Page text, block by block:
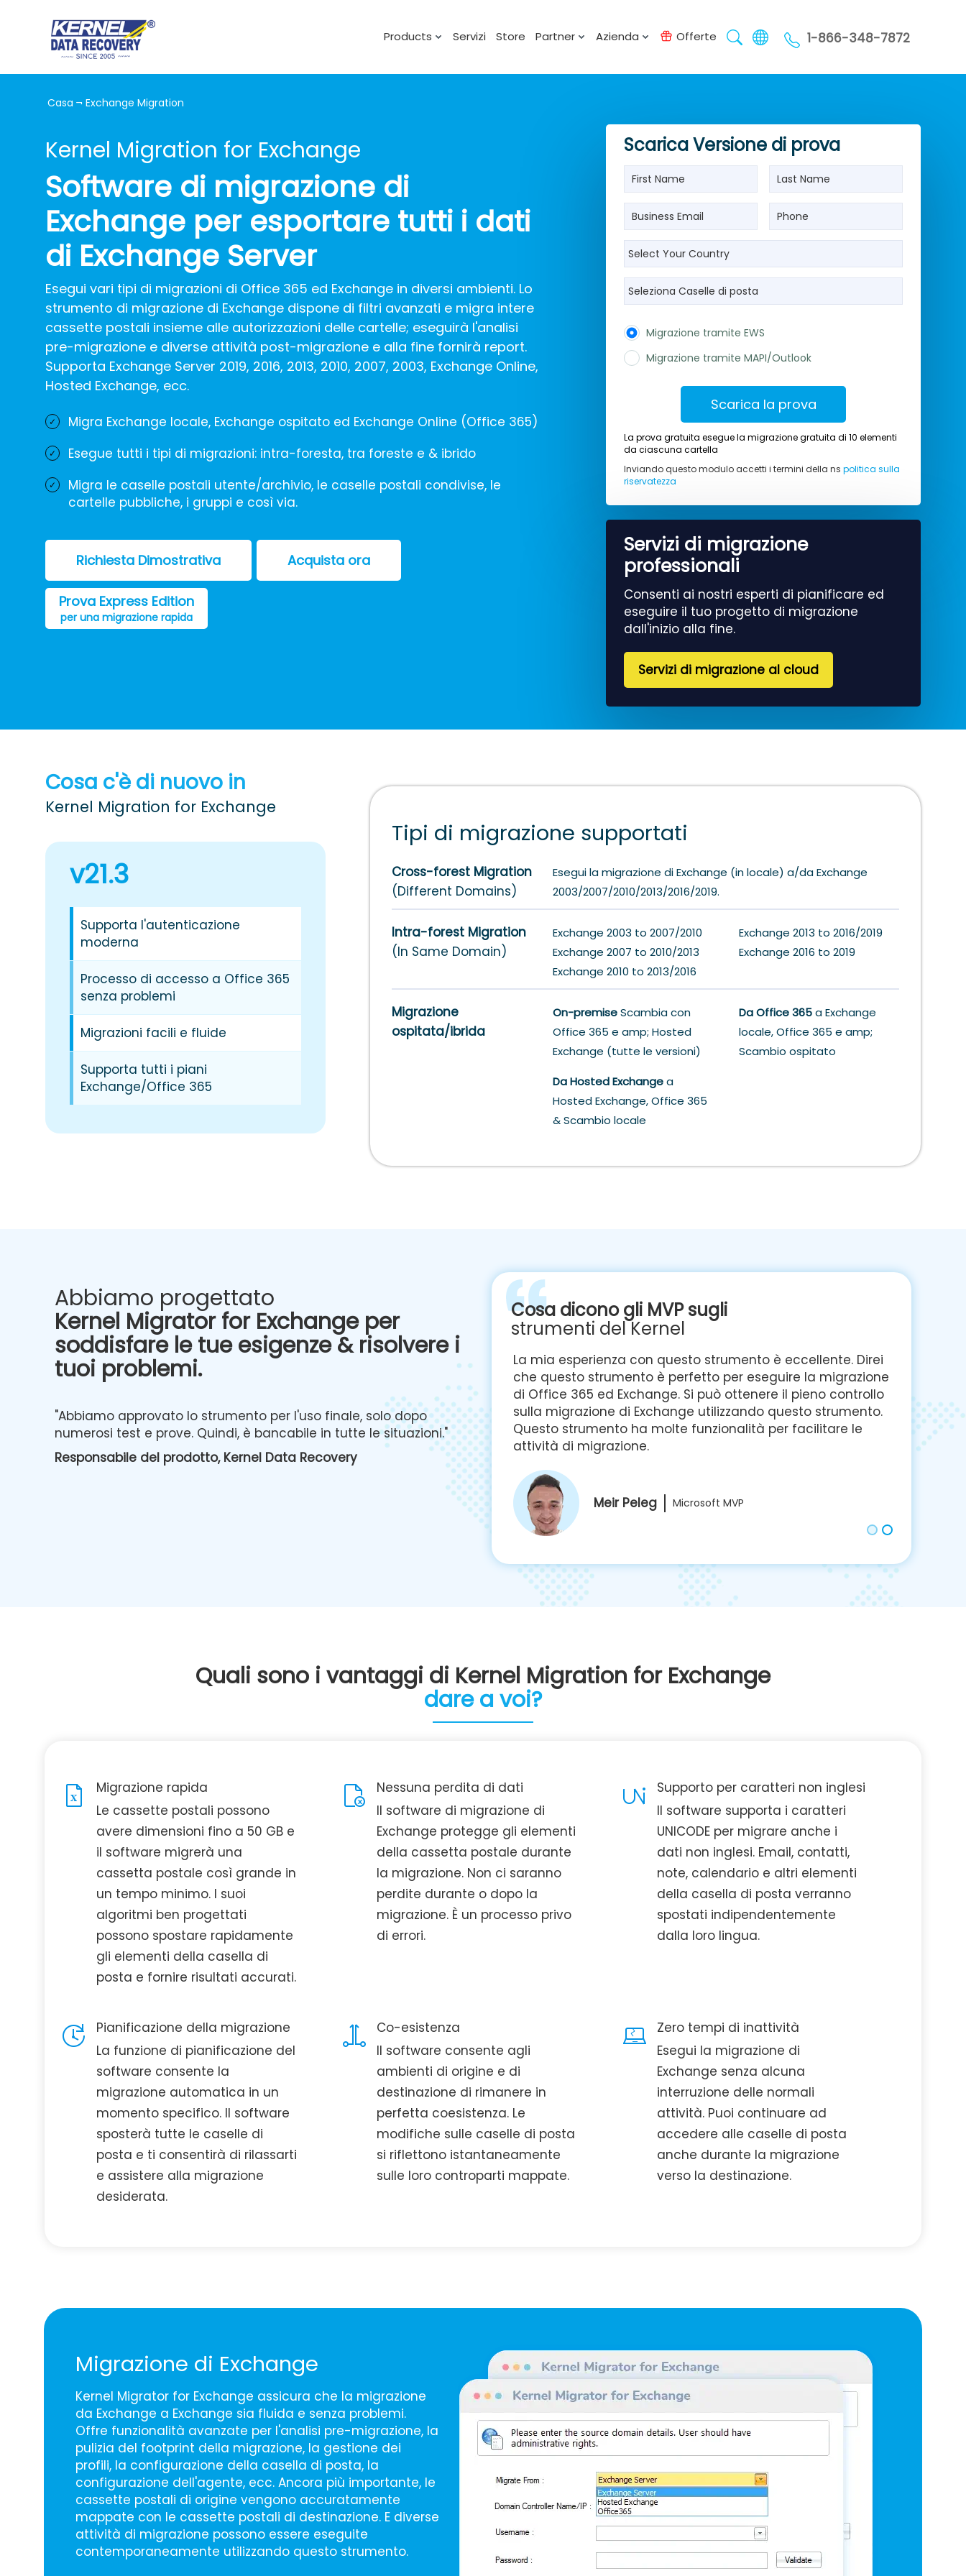
Casa ¬ Exchange Migration
Kernel Migration for Exchange
Software di migrazione di
Exchange per esportare tutti i dati
di Exchange Server
Esegui vari tipi di migrazioni di Office 365 ed Exchange in diversi ambienti. Lo
strumento di migrazione di Exchange dispone di filtri avanzati e migra intere
cassette postali insieme alle autorizzazioni delle cartelle; eseguirà l'analisi
pre-migrazione e diverse attività post-migrazione e alla fine fornirà report.
Supporta Exchange Server 2019, 2016, 2013, 2010, 2007, 2003, Exchange Online,
Hosted Exchange, ecc.
Migra Exchange locale, Exchange ospitato ed Exchange Online (Office 365)
Esegue tutti i tipi di migrazioni: intra-foresta, tra foreste e & ibrido
Migra le caselle postali utente/archivio, le caselle postali condivise, le
cartelle pubbliche, i gruppi e così via.
Richiesta Dimostrativa Acquista ora
Prova Express Edition
per una migrazione rapida
Scarica Versione di prova
Migrazione tramite EWS
Migrazione tramite MAPI/Outlook
Scarica la prova
La prova gratuita esegue la migrazione gratuita di 10 elementi
da ciascuna cartella
Inviando questo modulo accetti i termini della ns politica sulla
riservatezza
Servizi di migrazione
professionali
Consenti ai nostri esperti di pianificare ed
eseguire il tuo progetto di migrazione
dall'inizio alla fine.
Servizi di migrazione al cloud
Cosa c'è di nuovo in
Kernel Migration for Exchange
v21.3
Supporta l'autenticazione
moderna
Processo di accesso a Office 365
senza problemi
Migrazioni facili e fluide
Supporta tutti i piani
Exchange/Office 365
Tipi di migrazione supportati
Cross-forest Migration
(Different Domains)
Esegui la migrazione di Exchange (in locale) a/da Exchange
2003/2007/2010/2013/2016/2019.
Intra-forest Migration
(In Same Domain)
Exchange 2003 to 2007/2010
Exchange 2007 to 2010/2013
Exchange 2010 to 2013/2016
Exchange 2013 to 2016/2019
Exchange 2016 to 2019
Migrazione
ospitata/ibrida
On-premiseScambia con
Office 365 e amp; Hosted
Exchange (tutte le versioni)
Da Hosted Exchangea
Hosted Exchange, Office 365
& Scambio locale
Da Office 365a Exchange
locale, Office 365 e amp;
Scambio ospitato
Abbiamo progettato
Kernel Migrator for Exchange per
soddisfare le tue esigenze & risolvere i
tuoi problemi.
"Abbiamo approvato lo strumento per l'uso finale, solo dopo
numerosi test e prove. Quindi, è bancabile in tutte le situazioni."
Responsabile del prodotto, Kernel Data Recovery
Cosa dicono gli MVP sugli
strumenti del Kernel
Completa l'intera migrazione e posso migrare in sicurezza le
cassette postali da un server Exchange a un altro. E dalla
mia esperienza con lo strumento, direi che è stato
sviluppato per consentire agli amministratori di Exchange di
eseguire un'operazione sicura & migrazione sicura.Leggi di
più...
Edward van Biljon Microsoft MVP
La mia esperienza con questo strumento è eccellente. Direi
che questo strumento è perfetto per eseguire la migrazione
di Office 365 ed Exchange. Si può ottenere il pieno controllo
sulla migrazione di Exchange utilizzando questo strumento.
Questo strumento ha molte funzionalità per facilitare le
attività di migrazione.
Quali sono i vantaggi di Kernel Migration for Exchange
dare a voi?
Migrazione rapida
Le cassette postali possono
avere dimensioni fino a 50 GB e
il software migrerà una
cassetta postale così grande in
un tempo minimo. I suoi
algoritmi ben progettati
possono spostare rapidamente
gli elementi della casella di
posta e fornire risultati accurati.
Nessuna perdita di dati
Il software di migrazione di
Exchange protegge gli elementi
della cassetta postale durante
la migrazione. Non ci saranno
perdite durante o dopo la
migrazione. È un processo privo
di errori.
Supporto per caratteri non inglesi
Il software supporta i caratteri
UNICODE per migrare anche i
dati non inglesi. Email, contatti,
note, calendario e altri elementi
della casella di posta verranno
spostati indipendentemente
dalla loro lingua.
Pianificazione della migrazione
La funzione di pianificazione del
software consente la
migrazione automatica in un
momento specifico. Il software
sposterà tutte le caselle di
posta e ti consentirà di rilassarti
e assistere alla migrazione
desiderata.
Co-esistenza
Il software consente agli
ambienti di origine e di
destinazione di rimanere in
perfetta coesistenza. Le
modifiche sulle caselle di posta
si riflettono istantaneamente
sulle loro controparti mappate.
Zero tempi di inattività
Esegui la migrazione di
Exchange senza alcuna
interruzione delle normali
attività. Puoi continuare ad
accedere alle caselle di posta
anche durante la migrazione
verso la destinazione.
Migrazione di Exchange
Kernel Migrator for Exchange assicura che la migrazione
da Exchange a Exchange sia fluida e senza problemi.
Offre funzionalità avanzate per l'analisi pre-migrazione, la
pulizia del footprint della migrazione, la gestione dei
profili, la configurazione della casella di posta, la
configurazione dell'agente, ecc. Ancora più importante, le
cassette postali di origine vengono accuratamente
mappate con le cassette postali di destinazione. E diverse
attività di migrazione possono essere eseguite
contemporaneamente utilizzando questo strumento.
Products Servizi Store Partner Azienda Offerte 1-866-348-7872